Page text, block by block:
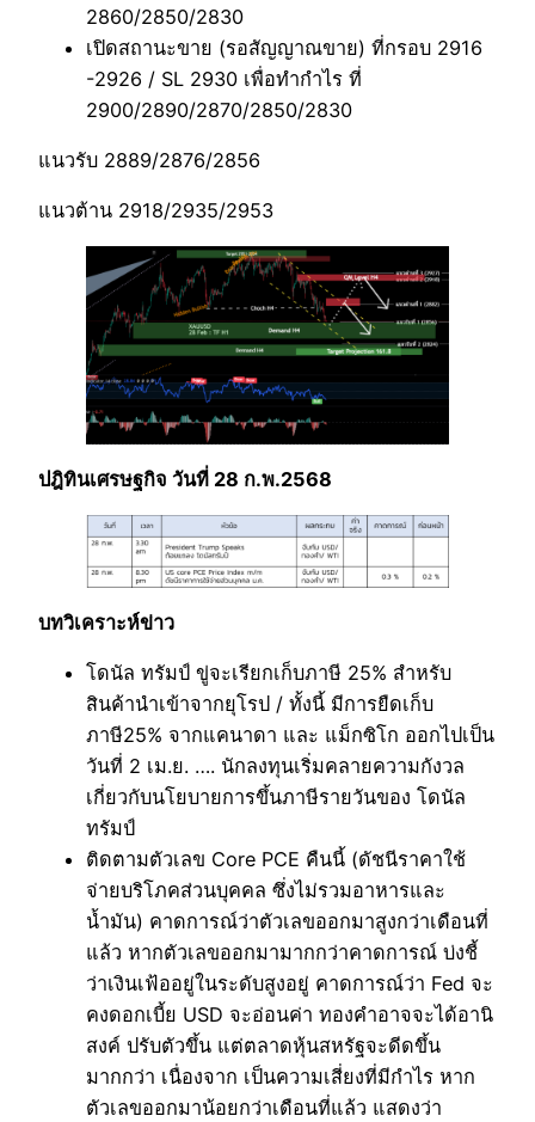
2860/2850/2830
เปิดสถานะขาย (รอสัญญาณขาย) ที่กรอบ 2916
-2926 / SL 2930 เพื่อทำกำไร ที่
2900/2890/2870/2850/2830
แนวรับ 2889/2876/2856
แนวต้าน 2918/2935/2953
ปฎิทินเศรษฐกิจ วันที่ 28 ก.พ.2568
บทวิเคราะห์ข่าว
โดนัล ทรัมป์ ขู่จะเรียกเก็บภาษี 25% สำหรับ
สินค้านำเข้าจากยุโรป / ทั้งนี้ มีการยืดเก็บ
ภาษี25% จากแคนาดา และ แม็กซิโก ออกไปเป็น
วันที่ 2 เม.ย. …. นักลงทุนเริ่มคลายความกังวล
เกี่ยวกับนโยบายการขึ้นภาษีรายวันของ โดนัล
ทรัมป์
ติดตามตัวเลข Core PCE คืนนี้ (ดัชนีราคาใช้
จ่ายบริโภคส่วนบุคคล ซึ่งไม่รวมอาหารและ
น้ำมัน) คาดการณ์ว่าตัวเลขออกมาสูงกว่าเดือนที่
แล้ว หากตัวเลขออกมามากกว่าคาดการณ์ บ่งชี้
ว่าเงินเฟ้ออยู่ในระดับสูงอยู่ คาดการณ์ว่า Fed จะ
คงดอกเบี้ย USD จะอ่อนค่า ทองคำอาจจะได้อานิ
สงค์ ปรับตัวขึ้น แต่ตลาดหุ้นสหรัฐจะดีดขึ้น
มากกว่า เนื่องจาก เป็นความเสี่ยงที่มีกำไร หาก
ตัวเลขออกมาน้อยกว่าเดือนที่แล้ว แสดงว่า